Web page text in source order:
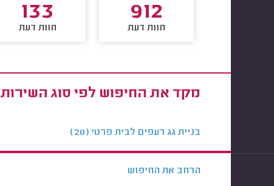
912
חוות דעת
133
חוות דעת
מקד את החיפוש לפי סוג השירות
בניית גג רעפים לבית פרטי (20)
הרחב את החיפוש